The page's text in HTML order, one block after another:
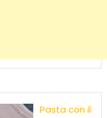
Pasta con il